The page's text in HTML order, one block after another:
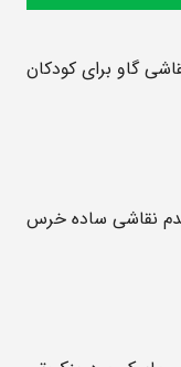
گاو برای کودکان
نقاشی ساده خرس